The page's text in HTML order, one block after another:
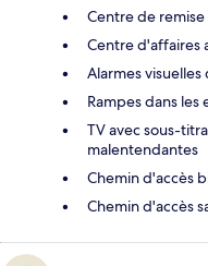
Centre de
Centre d'affaires
Alarmes visuelles
Rampes dans les
TV avec sous-
malentendantes
Chemin d'accès
Chemin d'accès